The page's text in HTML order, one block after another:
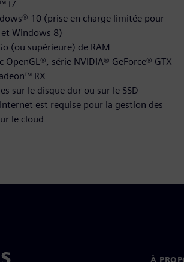
i7
10 (prise en charge limitée pour
Windows 8)
(ou supérieure) de RAM
OpenGL®, série NVIDIA® GeForce® GTX
RX
sur le disque dur ou sur le SSD
est requise pour la gestion des
le cloud
À